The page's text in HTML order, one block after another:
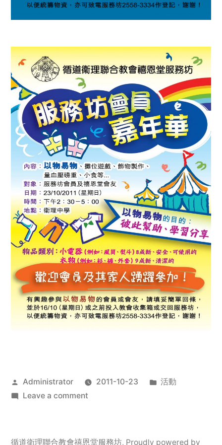
Posted
by
Administrator 2011-10-23
Posted
活動
Leave a commenton
服
循道衛理聯合教會禧恩堂服務坊, Proudly powered by